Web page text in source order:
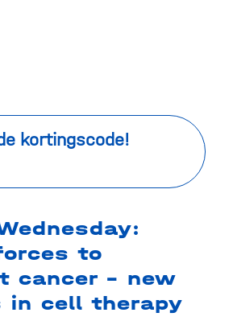
kortingscode!
to
cancer – new
in cell therapy